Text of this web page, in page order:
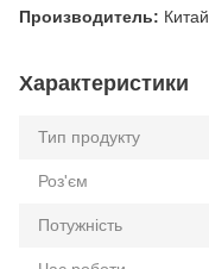
Производитель: Китай
Характеристики
Тип продукту
Роз'єм
Потужність